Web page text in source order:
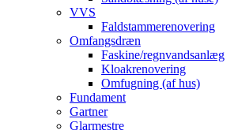
VVS
Faldstammerenovering
Omfangsdræn
Faskine/regnvandsanlæg
Kloakrenovering
Omfugning (af hus)
Fundament
Gartner
Glarmestre